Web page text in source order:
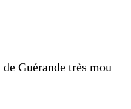
Guérande très mou